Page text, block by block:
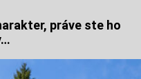
práve ste ho